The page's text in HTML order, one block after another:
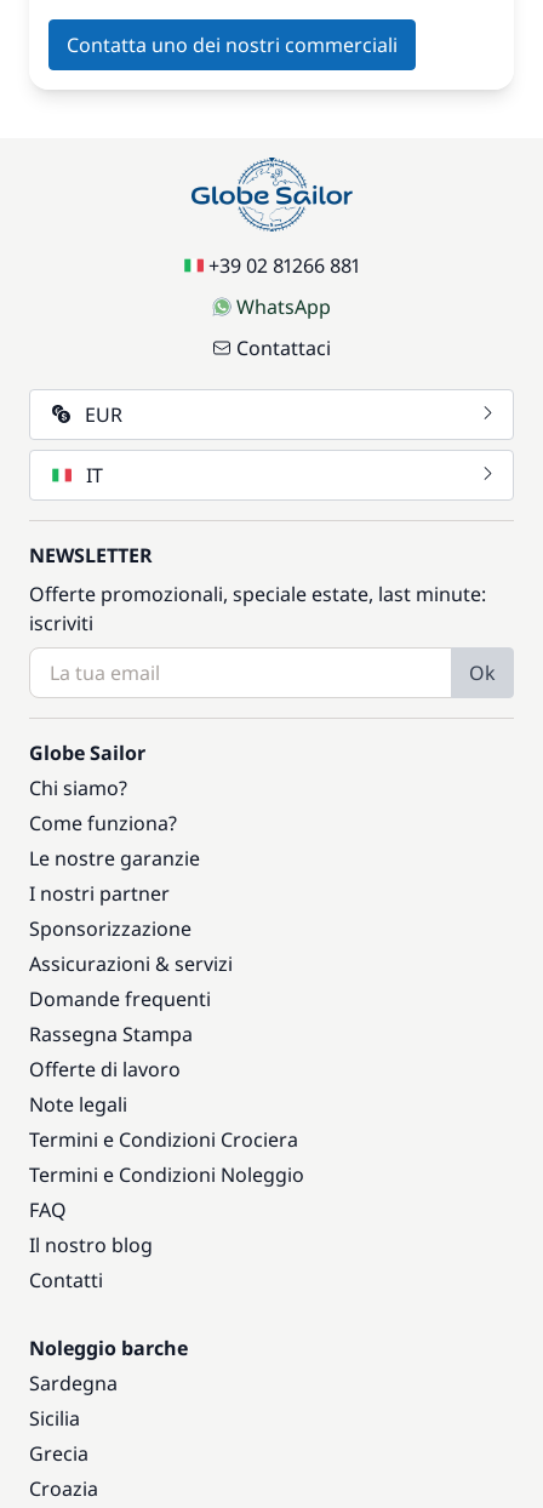
Contatta uno dei nostri commerciali
+39 02 81266 881
WhatsApp
Contattaci
EUR
IT
NEWSLETTER
Offerte promozionali, speciale estate, last minute:
iscriviti
Ok
Globe Sailor
Chi siamo?
Come funziona?
Le nostre garanzie
I nostri partner
Sponsorizzazione
Assicurazioni & servizi
Domande frequenti
Rassegna Stampa
Offerte di lavoro
Note legali
Termini e Condizioni Crociera
Termini e Condizioni Noleggio
FAQ
Il nostro blog
Contatti
Noleggio barche
Sardegna
Sicilia
Grecia
Croazia